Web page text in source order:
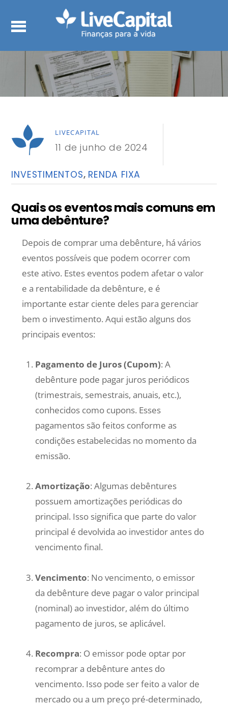
LIVECAPITAL
11 de junho de 2024
INVESTIMENTOS, RENDA FIXA
Quais os eventos mais comuns em
uma debênture?
Depois de comprar uma debênture, há vários
eventos possíveis que podem ocorrer com
este ativo. Estes eventos podem afetar o valor
e a rentabilidade da debênture, e é
importante estar ciente deles para gerenciar
bem o investimento. Aqui estão alguns dos
principais eventos:
Pagamento de Juros (Cupom): A
debênture pode pagar juros periódicos
(trimestrais, semestrais, anuais, etc.),
conhecidos como cupons. Esses
pagamentos são feitos conforme as
condições estabelecidas no momento da
emissão.
Amortização: Algumas debêntures
possuem amortizações periódicas do
principal. Isso significa que parte do valor
principal é devolvida ao investidor antes do
vencimento final.
Vencimento: No vencimento, o emissor
da debênture deve pagar o valor principal
(nominal) ao investidor, além do último
pagamento de juros, se aplicável.
Recompra: O emissor pode optar por
recomprar a debênture antes do
vencimento. Isso pode ser feito a valor de
mercado ou a um preço pré-determinado,